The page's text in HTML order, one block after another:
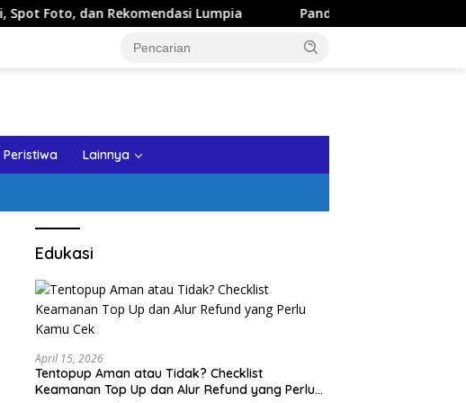
Lumpia Panduan Wisata Keluarga ke Kota Batu:
Peristiwa Lainnya
Edukasi
April 15, 2026
Tentopup Aman atau Tidak? Checklist
Keamanan Top Up dan Alur Refund yang Perlu